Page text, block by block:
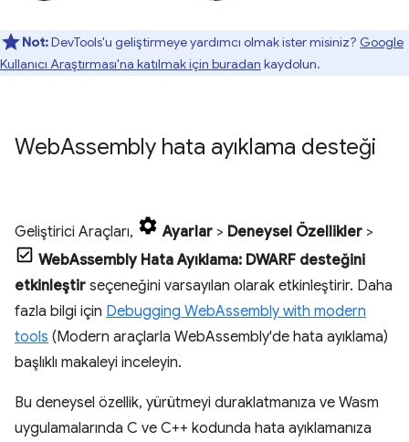
Not:DevTools'u geliştirmeye yardımcı olmak ister misiniz? Google
Kullanıcı Araştırması'na katılmak için buradan kaydolun.
WebAssembly hata ayıklama desteği
Geliştirici Araçları, Ayarlar > Deneysel Özellikler >
WebAssembly Hata Ayıklama: DWARF desteğini
etkinleştir seçeneğini varsayılan olarak etkinleştirir. Daha
fazla bilgi için Debugging WebAssembly with modern
tools (Modern araçlarla WebAssembly'de hata ayıklama)
başlıklı makaleyi inceleyin.
Bu deneysel özellik, yürütmeyi duraklatmanıza ve Wasm
uygulamalarında C ve C++ kodunda hata ayıklamanıza